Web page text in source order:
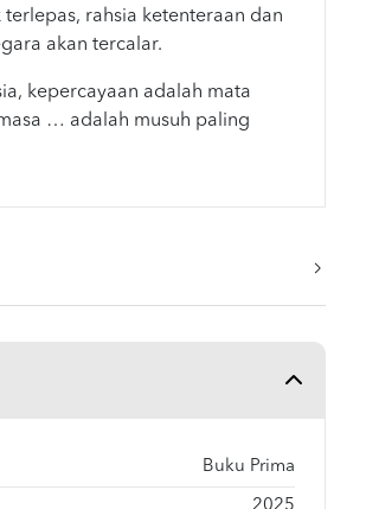
rahsia ketenteraan dan
akan tercalar.
kepercayaan adalah mata
… adalah musuh paling
Buku Prima